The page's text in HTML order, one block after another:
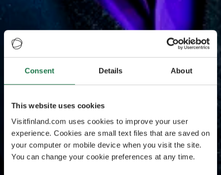
Consent Details About
This website uses cookies
Visitfinland.com uses cookies to improve your user
experience. Cookies are small text files that are saved on
your computer or mobile device when you visit the site.
You can change your cookie preferences at any time.